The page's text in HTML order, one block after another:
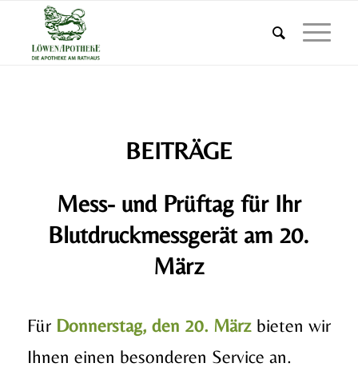
BEITRÄGE
Mess- und Prüftag für Ihr
Blutdruckmessgerät am 20.
März
Für Donnerstag, den 20. Märzbieten wir
Ihnen einen besonderen Service an.